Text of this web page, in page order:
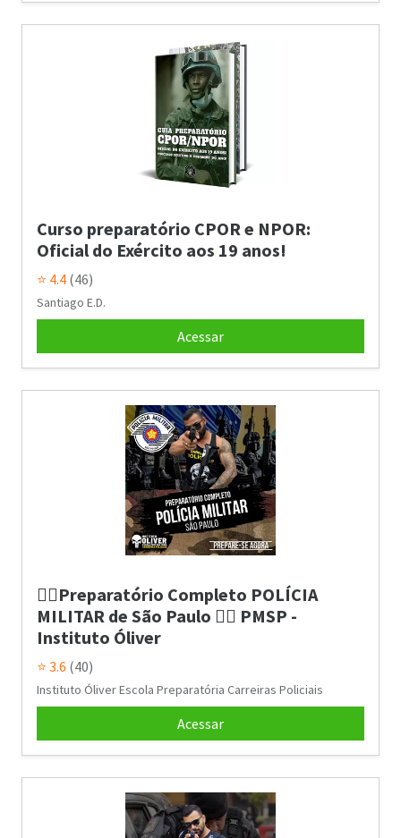
Curso preparatório CPOR e NPOR:
Oficial do Exército aos 19 anos!
⭐ 4.4 (46)
Santiago E.D.
Acessar
👮‍♂️Preparatório Completo POLÍCIA
MILITAR de São Paulo 👮‍♂️ PMSP -
Instituto Óliver
⭐ 3.6 (40)
Instituto Óliver Escola Preparatória Carreiras Policiais
Acessar